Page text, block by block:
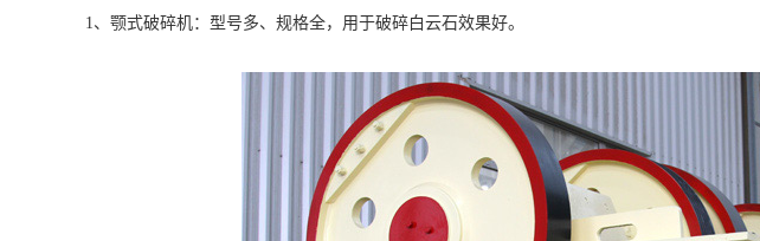
1、颚式破碎机：型号多、规格全，用于破碎白云石效果好。